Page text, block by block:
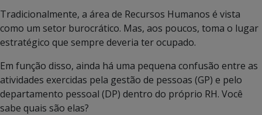
Tradicionalmente, a área de Recursos Humanos é vista
como um setor burocrático. Mas, aos poucos, toma o lugar
estratégico que sempre deveria ter ocupado.
Em função disso, ainda há uma pequena confusão entre as
atividades exercidas pela gestão de pessoas (GP) e pelo
departamento pessoal (DP) dentro do próprio RH. Você
sabe quais são elas?